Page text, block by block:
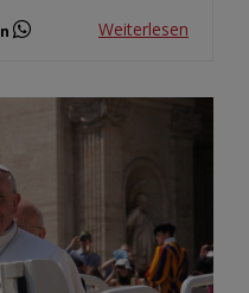
Weiterlesen